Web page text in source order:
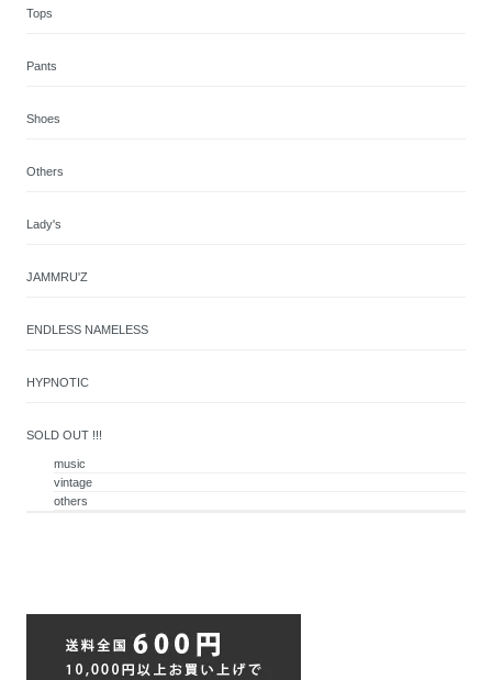
Tops
Pants
Shoes
Others
Lady's
JAMMRU'Z
ENDLESS NAMELESS
HYPNOTIC
SOLD OUT !!!
music
vintage
others